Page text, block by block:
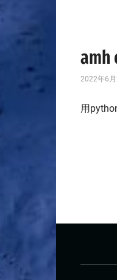
amh
2022年6月
用